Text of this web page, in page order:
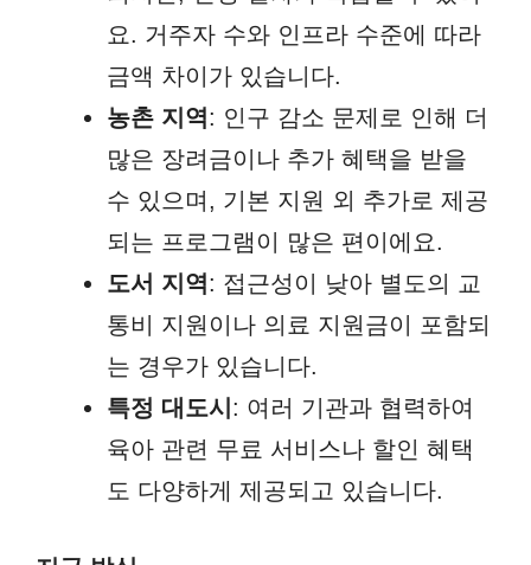
요. 거주자 수와 인프라 수준에 따라
금액 차이가 있습니다.
농촌 지역: 인구 감소 문제로 인해 더
많은 장려금이나 추가 혜택을 받을
수 있으며, 기본 지원 외 추가로 제공
되는 프로그램이 많은 편이에요.
도서 지역: 접근성이 낮아 별도의 교
통비 지원이나 의료 지원금이 포함되
는 경우가 있습니다.
특정 대도시 : 여러 기관과 협력하여
육아 관련 무료 서비스나 할인 혜택
도 다양하게 제공되고 있습니다.